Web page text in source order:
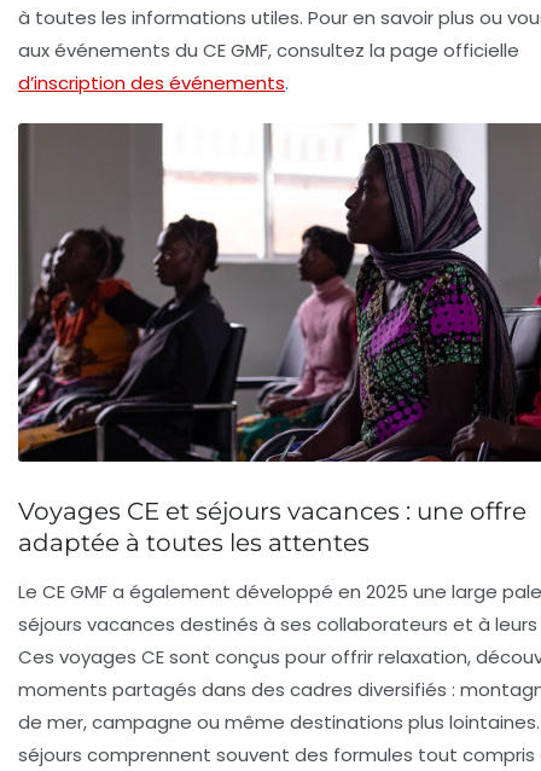
à toutes les informations utiles. Pour en savoir plus ou
aux événements du CE GMF, consultez la page officielle
d’inscription des événements.
Voyages CE et séjours vacances : une offre
adaptée à toutes les attentes
Le CE GMF a également développé en 2025 une large
séjours vacances destinés à ses collaborateurs et à
Ces voyages CE sont conçus pour offrir relaxation,
moments partagés dans des cadres diversifiés :
de mer, campagne ou même destinations plus
séjours comprennent souvent des formules tout compris